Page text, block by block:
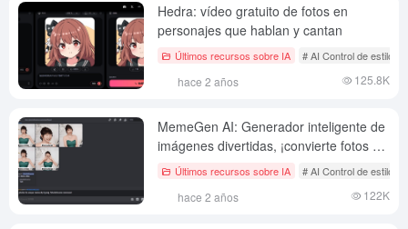
Hedra: vídeo gratuito de fotos en
personajes que hablan y cantan
Últimos recursos sobre IA # AI Control de estilo
hace 2 años 125.8K
MemeGen AI: Generador inteligente de
imágenes divertidas, ¡convierte fotos en
emoticonos dinámicos y crea imágenes
Últimos recursos sobre IA # AI Control de estilo
hace 2 años 122K